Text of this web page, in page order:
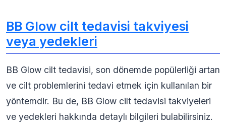
BB Glow cilt tedavisi takviyesi
veya yedekleri
BB Glow cilt tedavisi, son dönemde popülerliği artan
ve cilt problemlerini tedavi etmek için kullanılan bir
yöntemdir. Bu de, BB Glow cilt tedavisi takviyeleri
ve yedekleri hakkında detaylı bilgileri bulabilirsiniz.